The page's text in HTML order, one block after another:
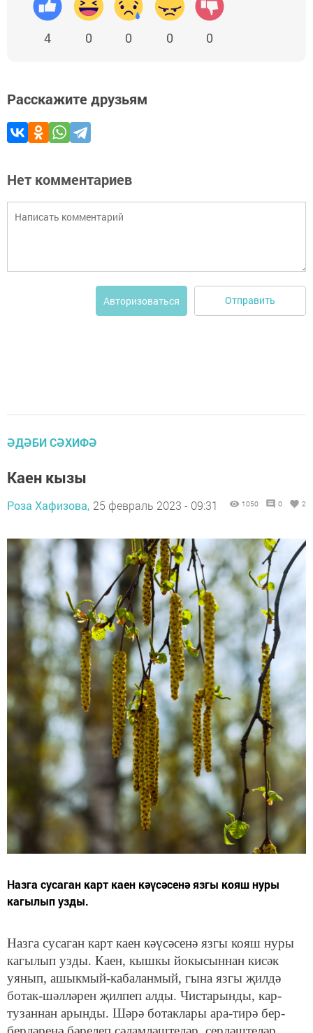
4 0 0 0 0
Расскажите друзьям
Нет комментариев
Авторизоваться Отправить
ӘДӘБИ СӘХИФӘ
Каен кызы
Роза Хафизова, 25 февраль 2023 - 09:31 1050 0 2
Назга сусаган карт каен кәүсәсенә язгы кояш нуры
кагылып узды.
Назга сусаган карт каен кәүсәсенә язгы кояш нуры
кагылып узды. Каен, кышкы йокысыннан кисәк
уянып, ашыкмый-кабаланмый, гына язгы җилдә
ботак-шәлләрен җилпеп алды. Чистарынды, кар-
тузаннан арынды. Шәрә ботаклары ара-тирә бер-